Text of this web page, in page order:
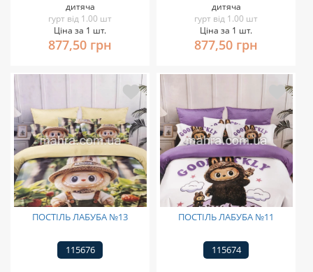
дитяча
гурт від 1.00 шт
Ціна за 1 шт.
877,50 грн
дитяча
гурт від 1.00 шт
Ціна за 1 шт.
877,50 грн
ПОСТІЛЬ ЛАБУБА №13
115676
ПОСТІЛЬ ЛАБУБА №11
115674